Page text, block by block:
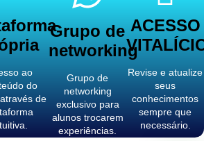
ao
do
de
Grupo de
networking
Grupo de
networking
exclusivo para
alunos trocarem
experiências.
ACESSO
Revise e atualize
seus
conhecimentos
sempre que
necessário.